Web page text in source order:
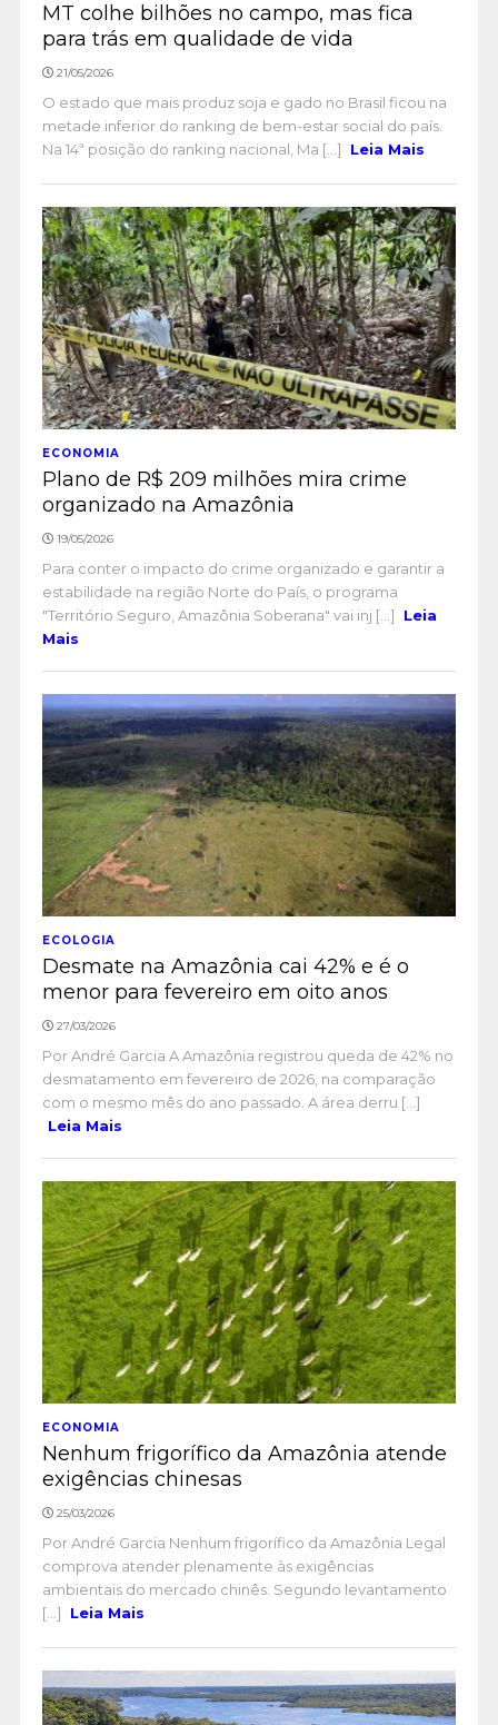
MT colhe bilhões no campo, mas fica
para trás em qualidade de vida
21/05/2026
O estado que mais produz soja e gado no Brasil ficou na
metade inferior do ranking de bem-estar social do país.
Na 14ª posição do ranking nacional, Ma [...]
Leia Mais
ECONOMIA
Plano de R$ 209 milhões mira crime
organizado na Amazônia
19/05/2026
Para conter o impacto do crime organizado e garantir a
estabilidade na região Norte do País, o programa
"Território Seguro, Amazônia Soberana" vai inj [...]
Leia
Mais
ECOLOGIA
Desmate na Amazônia cai 42% e é o
menor para fevereiro em oito anos
27/03/2026
Por André Garcia A Amazônia registrou queda de 42% no
desmatamento em fevereiro de 2026, na comparação
com o mesmo mês do ano passado. A área derru [...]
Leia Mais
ECONOMIA
Nenhum frigorífico da Amazônia atende
exigências chinesas
25/03/2026
Por André Garcia Nenhum frigorífico da Amazônia Legal
comprova atender plenamente às exigências
ambientais do mercado chinês. Segundo levantamento
[...]
Leia Mais